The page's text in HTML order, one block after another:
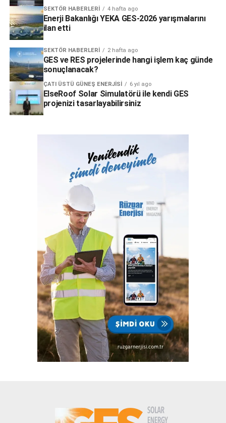
SEKTÖR HABERLERI 4 hafta ago
Enerji Bakanlığı YEKA GES-2026 yarışmalarını
ilan etti
SEKTÖR HABERLERI 2 hafta ago
GES ve RES projelerinde hangi işlem kaç günde
sonuçlanacak?
ÇATI ÜSTÜ GÜNEŞ ENERJISI 6 yıl ago
ElseRoof Solar Simulatörü ile kendi GES
projenizi tasarlayabilirsiniz